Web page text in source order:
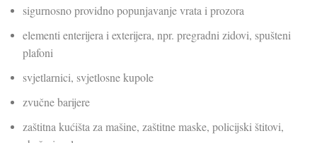
sigurnosno providno popunjavanje vrata i prozora
elementi enterijera i exterijera, npr. pregradni zidovi, spušteni
plafoni
svjetlarnici, svjetlosne kupole
zvučne barijere
zaštitna kućišta za mašine, zaštitne maske, policijski štitovi,